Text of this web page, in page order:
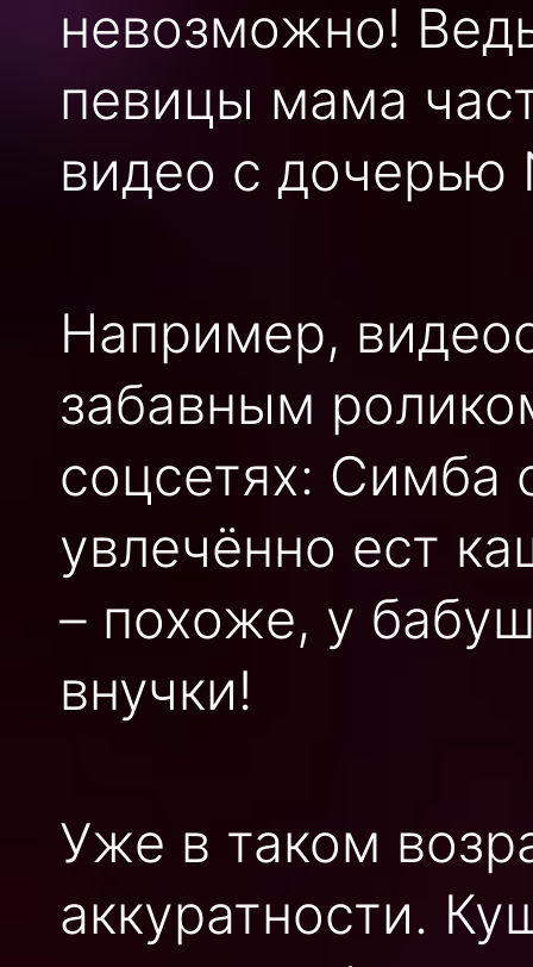
невозможно!
певицы мама
видео с дочерью
Например,
забавным
соцсетях: Симба
увлечённо ест
– похоже, у
внучки!
Уже в таком
аккуратности.